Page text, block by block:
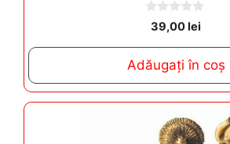
o
o
5
39,00lei
Adăugați în coș